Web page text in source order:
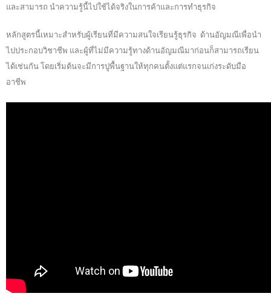
และสามารถ นำความรู้นี้ไปใช้ได้จริงในการค้าและการทำธุรกิจ
หลักสูตรนี้เหมาะสำหรับผู้เรียนที่มีความสนใจเรียนรู้ธุรกิจ ด้านอัญมณีเพื่อนำ
ไปประกอบวิชาชีพ และผู้ที่ไม่มีความรู้ทางด้านอัญมณีมาก่อนก็สามารถเรียน
ได้เช่นกัน โดยเริ่มต้นจะมีการปูพื้นฐานให้ทุกคนตั้งแต่แรกจนเก่งระดับมือ
อาชีพ